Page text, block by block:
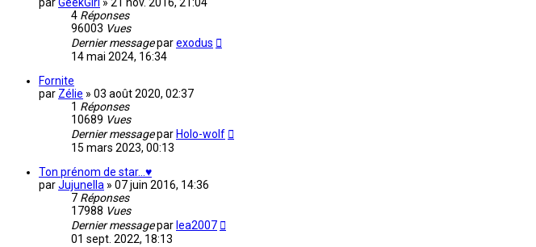
4 Réponses
96003 Vues
Dernier messageparexodus
14 mai 2024, 16:34
Fornite
par Zélie » 03 août 2020, 02:37
1 Réponses
10689 Vues
Dernier messagepar Holo-wolf
15 mars 2023, 00:13
Ton prénom de star...♥
parJujunella » 07 juin 2016, 14:36
7 Réponses
17988 Vues
Dernier messagepar lea2007
01 sept. 2022, 18:13